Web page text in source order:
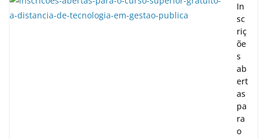
In
sc
riç
õe
s
ab
ert
as
pa
ra
o